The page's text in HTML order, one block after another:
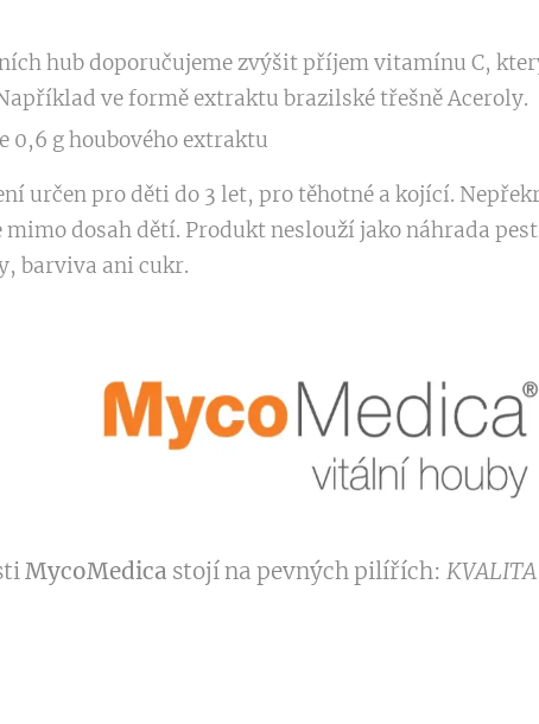
hub doporučujeme zvýšit příjem vitamínu C,
ve formě extraktu brazilské třešně Aceroly.
0,6 g houbového extraktu
určen pro děti do 3 let, pro těhotné a kojící.
dosah dětí. Produkt neslouží jako náhrada
barviva ani cukr.
MycoMedica stojí na pevných pilířích: